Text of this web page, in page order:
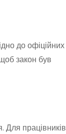
до офіційних
закон був
Для працівників